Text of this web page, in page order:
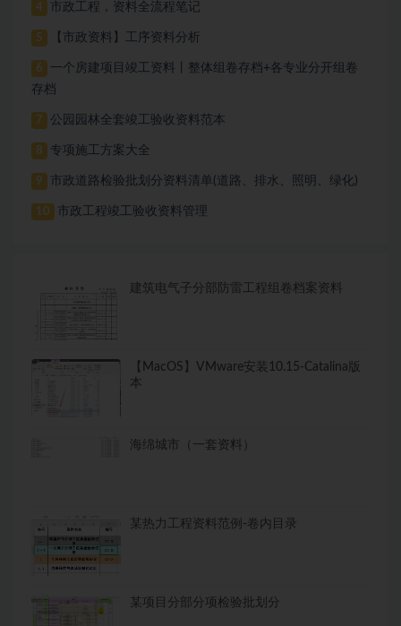
4 市政工程，资料全流程笔记
5 【市政资料】工序资料分析
6
一个房建项目竣工资料丨整体组卷存档+各专业分开组卷
存档
7 公园园林全套竣工验收资料范本
8 专项施工方案大全
9 市政道路检验批划分资料清单(道路、排水、照明、绿化)
10 市政工程竣工验收资料管理
建筑电气子分部防雷工程组卷档案资料
【MacOS】VMware安装10.15-Catalina版
本
海绵城市（一套资料）
某热力工程资料范例-卷内目录
某项目分部分项检验批划分